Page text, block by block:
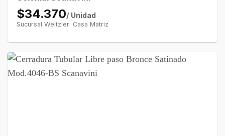
$34.370/ Unidad
Sucursal Weitzler: Casa Matriz